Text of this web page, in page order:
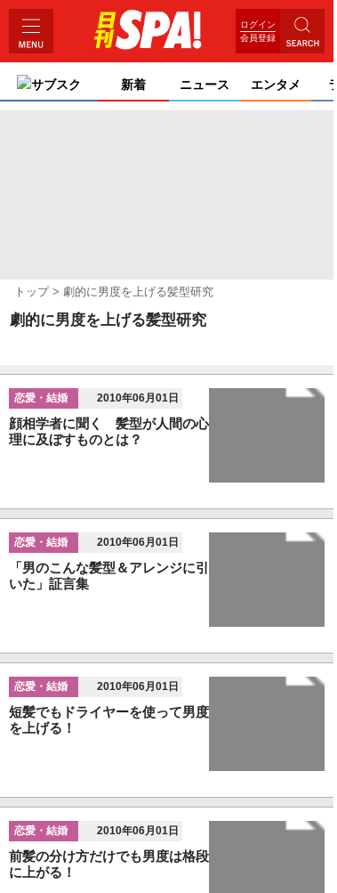
ログイン
会員登録
サブスク 新着 ニュース エンタメ
トップ 劇的に男度を上げる髪型研究
劇的に男度を上げる髪型研究
恋愛・結婚 2010年06月01日
顔相学者に聞く 髪型が人間の心
理に及ぼすものとは？
恋愛・結婚 2010年06月01日
「男のこんな髪型＆アレンジに引
いた」証言集
恋愛・結婚 2010年06月01日
短髪でもドライヤーを使って男度
を上げる！
恋愛・結婚 2010年06月01日
前髪の分け方だけでも男度は格段
に上がる！